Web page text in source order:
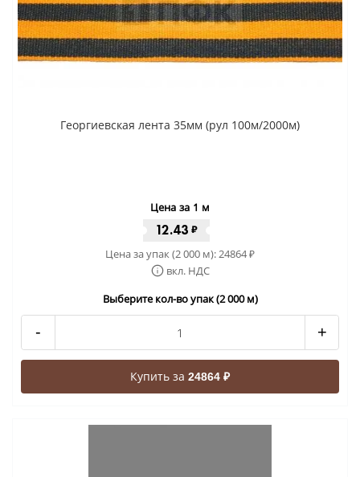
Георгиевская лента 35мм (рул 100м/2000м)
Цена за 1 м
12.43 ₽
Цена за упак (2 000 м):24864₽
вкл. НДС
Выберите кол-во упак (2 000 м)
- +
Купить за 24864 ₽